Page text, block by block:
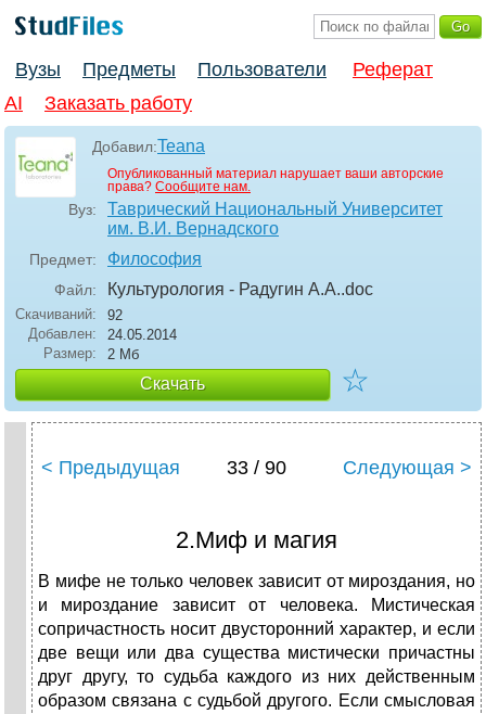
Вузы Предметы Пользователи
Реферат
AI
Заказать работу
Добавил:Teana
Опубликованный материал нарушает ваши авторские
права? Сообщите нам.
Вуз:
Таврический Национальный Университет
им. В.И. Вернадского
Предмет: Философия
Файл: Культурология - Радугин А.А..doc
Скачиваний:
92
Добавлен:
24.05.2014
Размер:
2 Мб
Скачать ☆
< Предыдущая 33 / 90 Следующая >
2.Миф и магия
В мифе не только человек зависит от мироздания, но
и мироздание зависит от человека. Мистическая
сопричастность носит двусторон­ний характер, и если
две вещи или два существа мистически причастны
друг другу, то судьба каждого из них действенным
образом свя­зана с судьбой другого. Если смысловая